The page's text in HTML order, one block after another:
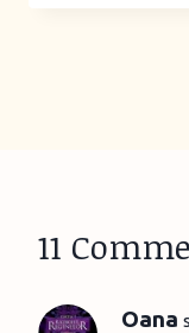
11
Oana